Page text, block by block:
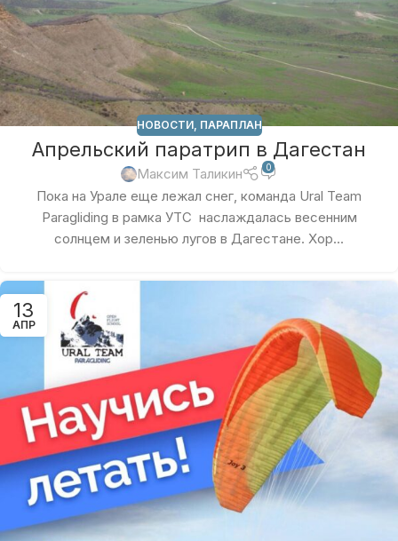
НОВОСТИ, ПАРАПЛАН
Апрельский паратрип в Дагестан
Максим Таликин 0
Пока на Урале еще лежал снег, команда Ural Team
Paragliding в рамка УТС наслаждалась весенним
солнцем и зеленью лугов в Дагестане. Хор...
13
АПР